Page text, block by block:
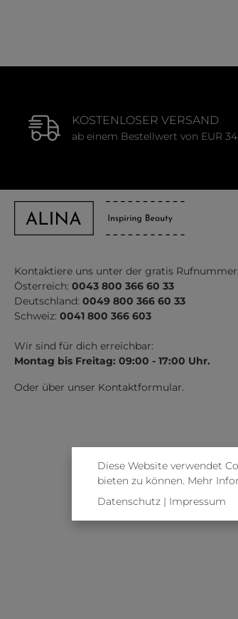
KOSTENLOSER VERSAND
ab einem Bestellwert von EUR
Kontaktiere uns unter der gratis Rufnummer:
Österreich: 0043 800 366 60 33
Deutschland: 0049 800 366 60 33
Schweiz: 0041 800 366 603
Wir sind für dich erreichbar:
Montag bis Freitag: 09:00 - 17:00 Uhr.
Oder über unser Kontaktformular.
Diese Website verwendet
bieten zu können. Mehr
Datenschutz| Impressum